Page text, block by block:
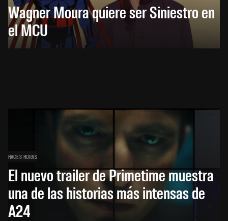
Wagner Moura quiere ser Siniestro en
el MCU
HACE 3 HORAS
El nuevo trailer de Primetime muestra
una de las historias más intensas de
A24